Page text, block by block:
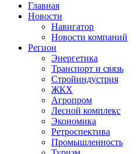
Главная
Новости
Навигатор
Новости компаний
Регион
Энергетика
Транспорт и связь
Стройиндустрия
ЖКХ
Агропром
Лесной комплекс
Экономика
Ретроспектива
Промышленность